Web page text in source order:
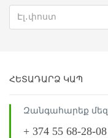
ՀԵՏԱԴԱՐՁ ԿԱՊ
Զանգահարեք մեզ
+ 374 55 68-28-08